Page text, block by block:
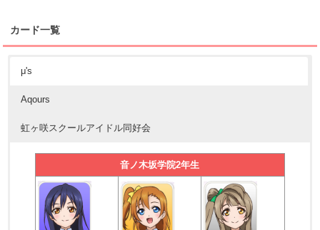
カード一覧
μ's
Aqours
虹ヶ咲スクールアイドル同好会
音ノ木坂学院2年生